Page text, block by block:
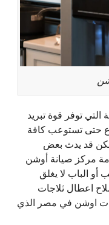
توفر قوة تبريد
حتى تستوعب كافة
قد يدث بعض
مركز صيانة أوشن
الباب لا يغلق
اعطال ثلاجات
اوشن في مصر الذي